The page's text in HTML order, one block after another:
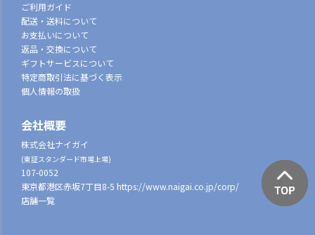
ご利用ガイド
配送・送料について
お支払いについて
返品・交換について
ギフトサービスについて
特定商取引法に基づく表示
個人情報の取扱
会社概要
株式会社ナイガイ
(東証スタンダード市場上場)
107-0052
東京都港区赤坂7丁目8-5 https://www.naigai.co.jp/corp/
店舗一覧